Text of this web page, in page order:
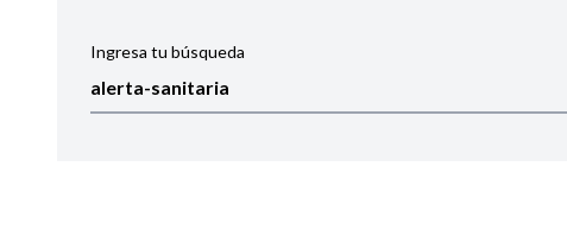
Ingresa tu búsqueda